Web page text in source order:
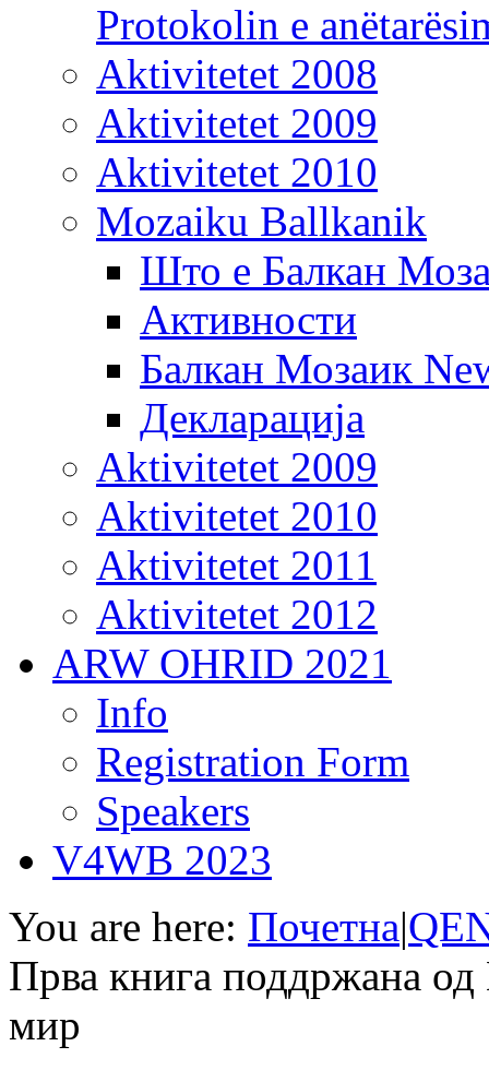
Protokolin e
Aktivitetet 2008
Aktivitetet 2009
Aktivitetet 2010
Mozaiku Ballkanik
Што е Балкан
Активности
Балкан Мозаик
Декларација
Aktivitetet 2009
Aktivitetet 2010
Aktivitetet 2011
Aktivitetet 2012
ARW OHRID 2021
Info
Registration Form
Speakers
V4WB 2023
You are here: Почетна|
Прва книга поддржана
мир